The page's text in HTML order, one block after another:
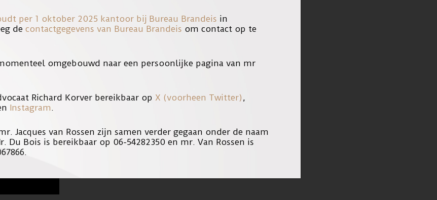
per 1 oktober 2025 kantoor bij Bureau Brandeis in
de contactgegevens van Bureau Brandeis om contact op te
omgebouwd naar een persoonlijke pagina van mr
Richard Korver bereikbaar op X (voorheen Twitter) ,
Instagram .
Jacques van Rossen zijn samen verder gegaan onder de naam
Du Bois is bereikbaar op 06-54282350 en mr. Van Rossen is